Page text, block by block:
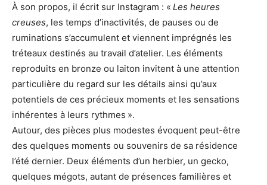
À son propos, il écrit sur Instagram : « Les heures
creuses, les temps d’inactivités, de pauses ou de
ruminations s’accumulent et viennent imprégnés les
tréteaux destinés au travail d’atelier. Les éléments
reproduits en bronze ou laiton invitent à une attention
particulière du regard sur les détails ainsi qu’aux
potentiels de ces précieux moments et les sensations
inhérentes à leurs rythmes ».
Autour, des pièces plus modestes évoquent peut-être
des quelques moments ou souvenirs de sa résidence
l’été dernier. Deux éléments d’un herbier, un gecko,
quelques mégots, autant de présences familières et